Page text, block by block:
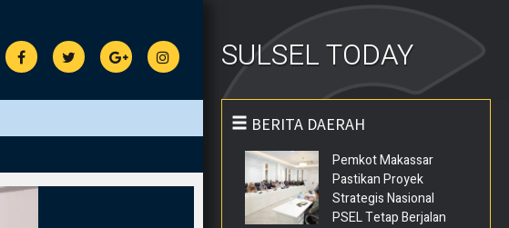
SULSEL TODAY
BERITA DAERAH
Pemkot Makassar
Pastikan Proyek
Strategis Nasional
PSEL Tetap Berjalan